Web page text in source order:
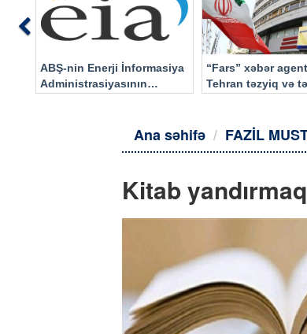
ABŞ-nin Enerji İnformasiya
Administrasiyasının
“Fars” xəbər
Tehran təzyiq və
Previous
Ana səhifə FAZİL
Kitab